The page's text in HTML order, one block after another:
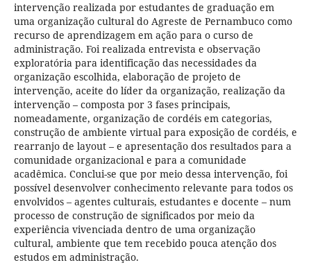
intervenção realizada por estudantes de graduação em
uma organização cultural do Agreste de Pernambuco como
recurso de aprendizagem em ação para o curso de
administração. Foi realizada entrevista e observação
exploratória para identificação das necessidades da
organização escolhida, elaboração de projeto de
intervenção, aceite do líder da organização, realização da
intervenção – composta por 3 fases principais,
nomeadamente, organização de cordéis em categorias,
construção de ambiente virtual para exposição de cordéis, e
rearranjo de layout – e apresentação dos resultados para a
comunidade organizacional e para a comunidade
acadêmica. Conclui-se que por meio dessa intervenção, foi
possível desenvolver conhecimento relevante para todos os
envolvidos – agentes culturais, estudantes e docente – num
processo de construção de significados por meio da
experiência vivenciada dentro de uma organização
cultural, ambiente que tem recebido pouca atenção dos
estudos em administração.